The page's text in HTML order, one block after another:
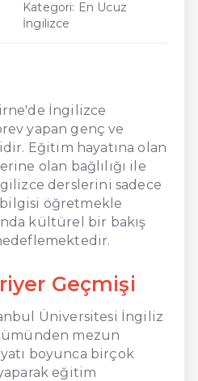
Kategori: En Ucuz
İngilizce
İngilizce
yapan genç ve
Eğitim hayatına olan
olan bağlılığı ile
derslerini sadece
öğretmekle
kültürel bir bakış
hedeflemektedir.
Geçmişi
Üniversitesi İngiliz
mezun
boyunca birçok
eğitim